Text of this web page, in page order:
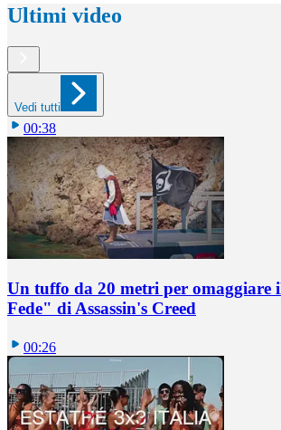
Ultimi video
Vedi tutti
00:38
Un tuffo da 20 metri per omaggiare
Fede" di Assassin's Creed
00:26